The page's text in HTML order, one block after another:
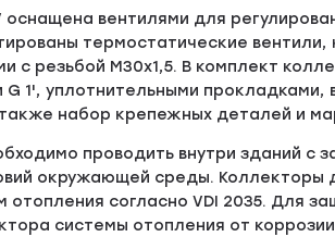
оснащена вентилями для
термостатические
с резьбой М30x1,5. В комплект
1', уплотнительными прокладками,
набор крепежных деталей и
проводить внутри зданий с
окружающей среды. Коллекторы
согласно VDI 2035. Для
системы отопления от